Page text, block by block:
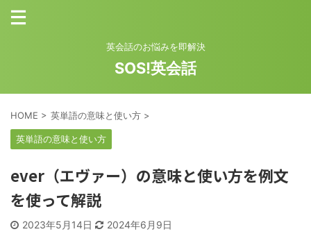
英会話のお悩みを即解決
SOS!英会話
HOME > 英単語の意味と使い方 >
英単語の意味と使い方
ever（エヴァー）の意味と使い方を例文
を使って解説
2023年5月14日 2024年6月9日